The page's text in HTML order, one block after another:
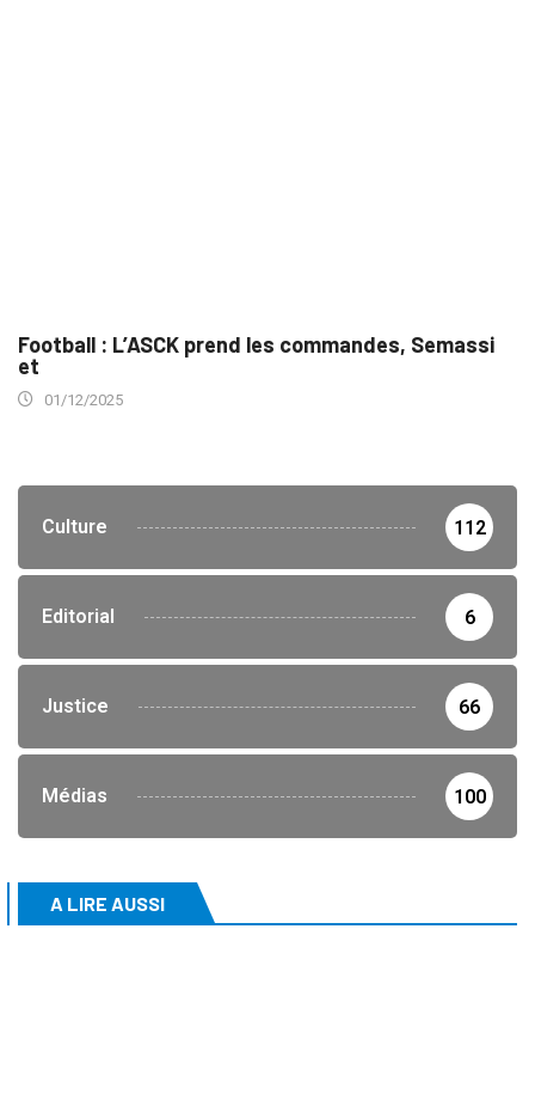
Football : L’ASCK prend les commandes, Semassi
et
01/12/2025
Culture 112
Editorial 6
Justice 66
Médias 100
A LIRE AUSSI